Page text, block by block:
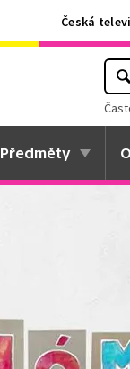
Česká
Předměty